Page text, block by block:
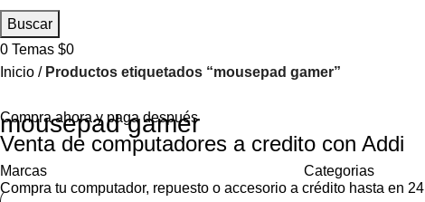
Buscar
0 Temas $0
Inicio
Productos etiquetados “mousepad gamer”
Compra ahora y paga después
Venta de computadores a credito con Addi
Compra tu computador, repuesto o accesorio a crédito hasta en
mousepad gamer
Marcas Categorias